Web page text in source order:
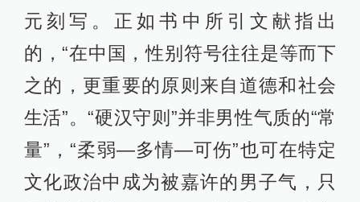
元刻写。正如书中所引文献指出
的，“在中国，性别符号往往是等而下
之的，更重要的原则来自道德和社会
生活”。“硬汉守则”并非男性气质的“常
量”，“柔弱—多情—可伤”也可在特定
文化政治中成为被嘉许的男子气，只